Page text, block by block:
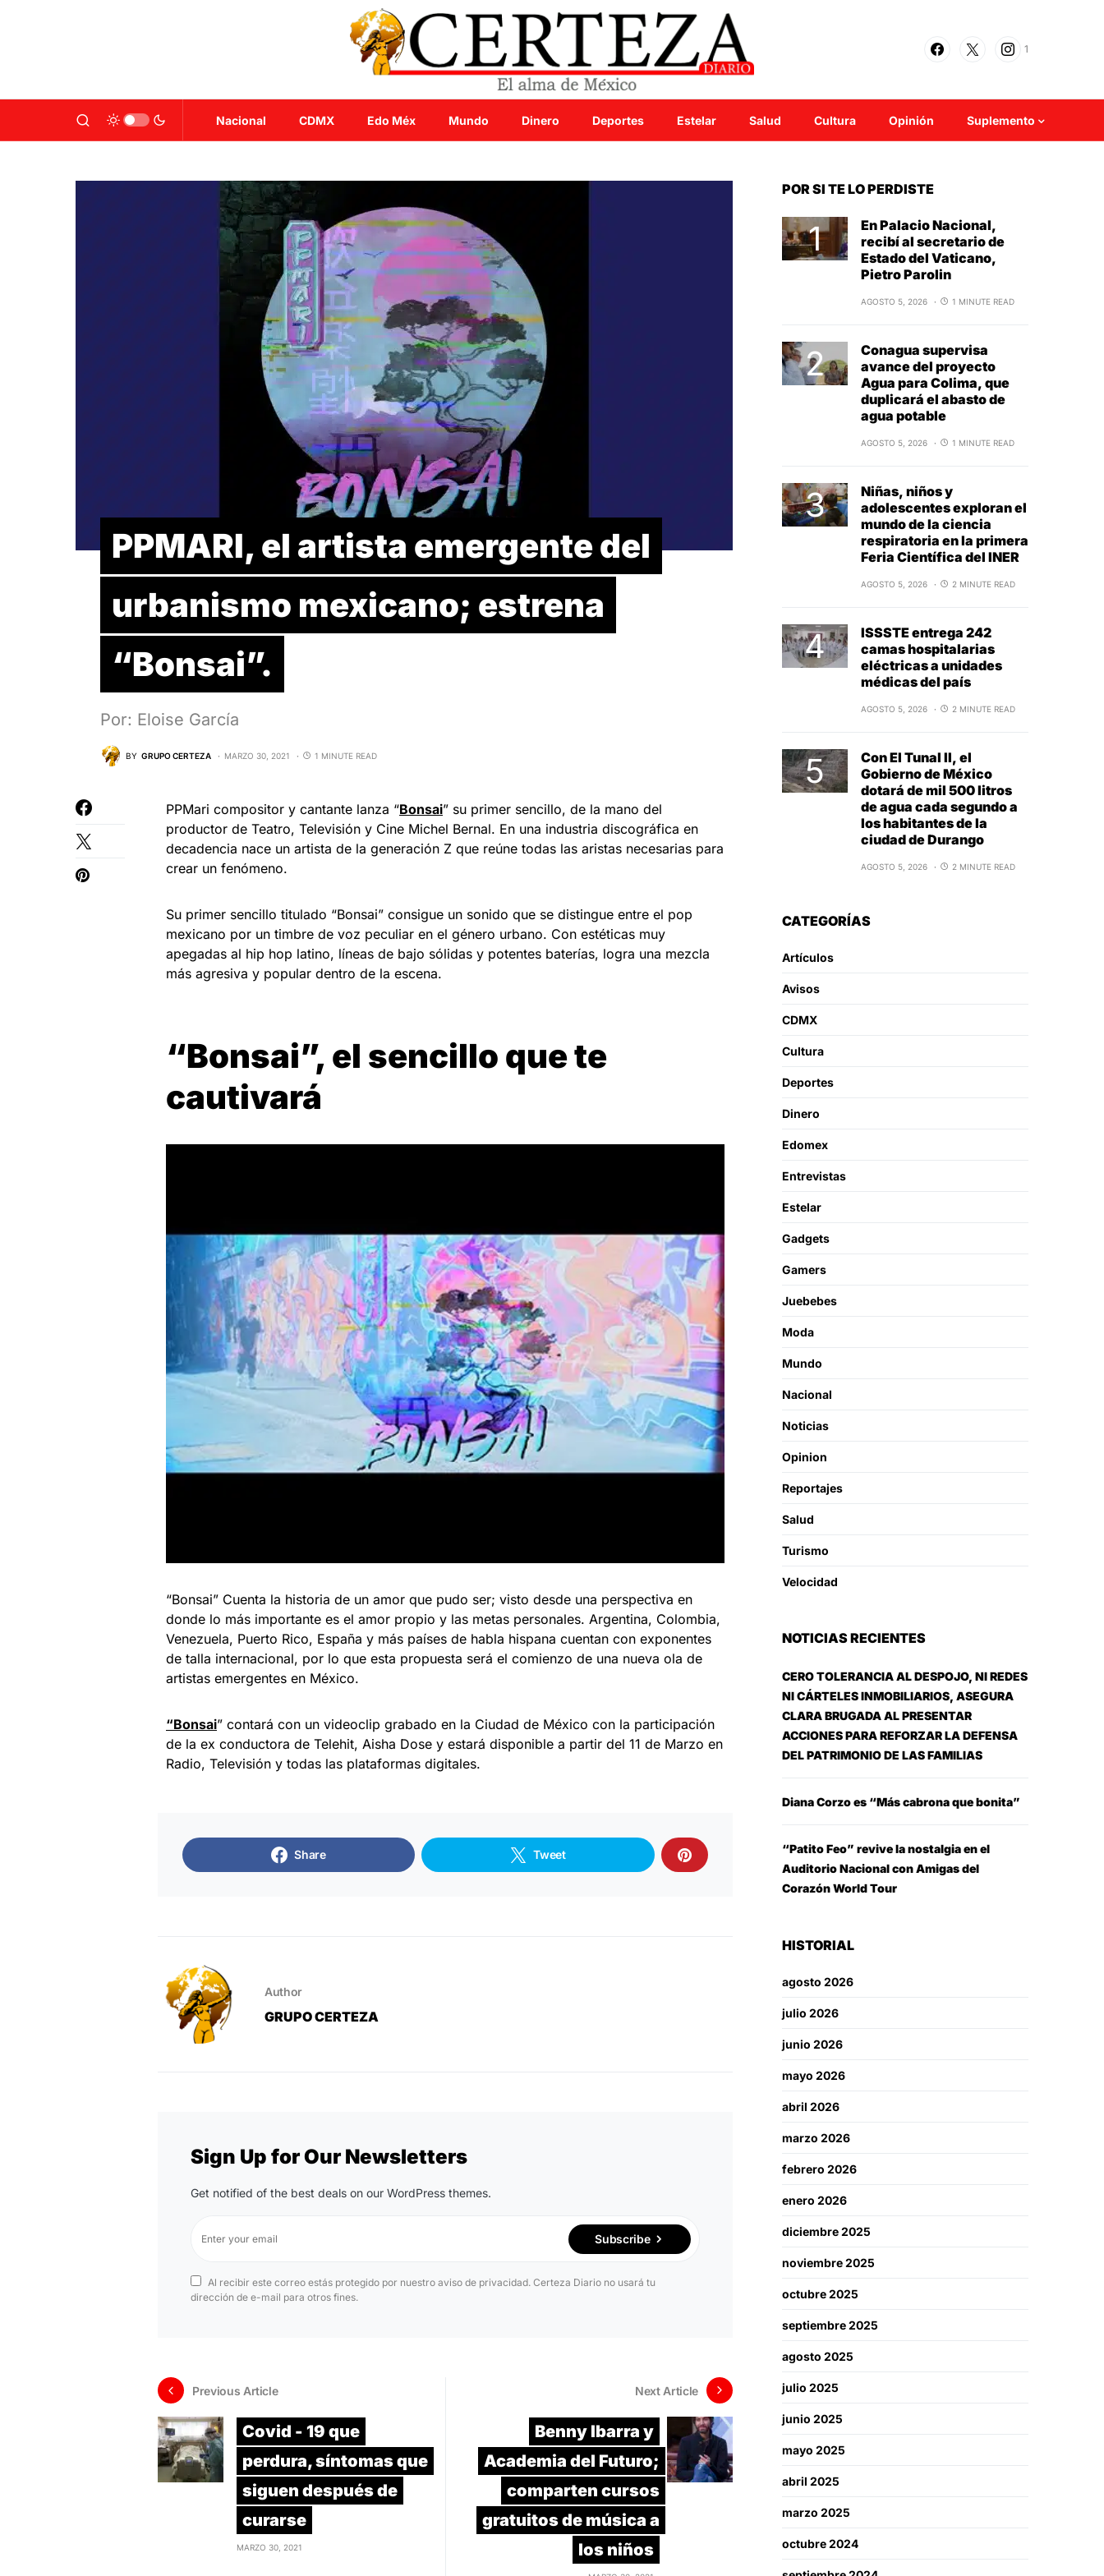
1
Nacional CDMX Edo Méx Mundo Dinero Deportes Estelar Salud Cultura Opinión Suplemento
PPMARI, el artista emergente del
urbanismo mexicano; estrena
“Bonsai”.
Por: Eloise García
BY GRUPO CERTEZA MARZO 30, 2021 1 MINUTE READ
PPMari compositor y cantante lanza “Bonsai” su primer sencillo, de la mano del
productor de Teatro, Televisión y Cine Michel Bernal. En una industria discográfica en
decadencia nace un artista de la generación Z que reúne todas las aristas necesarias para
crear un fenómeno.
Su primer sencillo titulado “Bonsai” consigue un sonido que se distingue entre el pop
mexicano por un timbre de voz peculiar en el género urbano. Con estéticas muy
apegadas al hip hop latino, líneas de bajo sólidas y potentes baterías, logra una mezcla
más agresiva y popular dentro de la escena.
“Bonsai”, el sencillo que te
cautivará
“Bonsai” Cuenta la historia de un amor que pudo ser; visto desde una perspectiva en
donde lo más importante es el amor propio y las metas personales. Argentina, Colombia,
Venezuela, Puerto Rico, España y más países de habla hispana cuentan con exponentes
de talla internacional, por lo que esta propuesta será el comienzo de una nueva ola de
artistas emergentes en México.
“Bonsai” contará con un videoclip grabado en la Ciudad de México con la participación
de la ex conductora de Telehit, Aisha Dose y estará disponible a partir del 11 de Marzo en
Radio, Televisión y todas las plataformas digitales.
Share Tweet
Author
GRUPO CERTEZA
Sign Up for Our Newsletters
Get notified of the best deals on our WordPress themes.
Subscribe
Al recibir este correo estás protegido por nuestro aviso de privacidad. Certeza Diario no usará tu
dirección de e-mail para otros fines.
Previous Article
Covid - 19 que
perdura, síntomas que
siguen después de
curarse
MARZO 30, 2021
Next Article
Benny Ibarra y
Academia del Futuro;
comparten cursos
gratuitos de música a
los niños
POR SI TE LO PERDISTE
En Palacio Nacional,
recibí al secretario de
Estado del Vaticano,
Pietro Parolin
AGOSTO 5, 2026 1 MINUTE READ
Conagua supervisa
avance del proyecto
Agua para Colima, que
duplicará el abasto de
agua potable
AGOSTO 5, 2026 1 MINUTE READ
Niñas, niños y
adolescentes exploran el
mundo de la ciencia
respiratoria en la primera
Feria Científica del INER
AGOSTO 5, 2026 2 MINUTE READ
ISSSTE entrega 242
camas hospitalarias
eléctricas a unidades
médicas del país
AGOSTO 5, 2026 2 MINUTE READ
Con El Tunal II, el
Gobierno de México
dotará de mil 500 litros
de agua cada segundo a
los habitantes de la
ciudad de Durango
AGOSTO 5, 2026 2 MINUTE READ
CATEGORÍAS
Artículos
Avisos
CDMX
Cultura
Deportes
Dinero
Edomex
Entrevistas
Estelar
Gadgets
Gamers
Juebebes
Moda
Mundo
Nacional
Noticias
Opinion
Reportajes
Salud
Turismo
Velocidad
NOTICIAS RECIENTES
CERO TOLERANCIA AL DESPOJO, NI REDES
NI CÁRTELES INMOBILIARIOS, ASEGURA
CLARA BRUGADA AL PRESENTAR
ACCIONES PARA REFORZAR LA DEFENSA
DEL PATRIMONIO DE LAS FAMILIAS
Diana Corzo es “Más cabrona que bonita”
“Patito Feo” revive la nostalgia en el
Auditorio Nacional con Amigas del
Corazón World Tour
HISTORIAL
agosto 2026
julio 2026
junio 2026
mayo 2026
abril 2026
marzo 2026
febrero 2026
enero 2026
diciembre 2025
noviembre 2025
octubre 2025
septiembre 2025
agosto 2025
julio 2025
junio 2025
mayo 2025
abril 2025
marzo 2025
octubre 2024